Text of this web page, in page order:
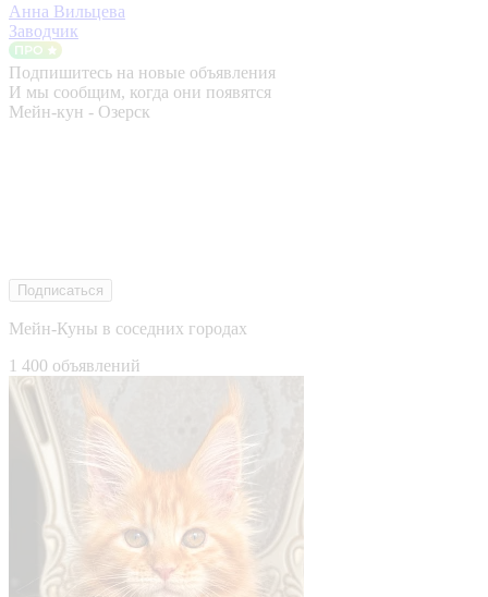
Анна Вильцева
Заводчик
Подпишитесь на новые объявления
И мы сообщим, когда они появятся
Мейн-кун - Озерск
Подписаться
Мейн-Куны в соседних городах
1 400 объявлений